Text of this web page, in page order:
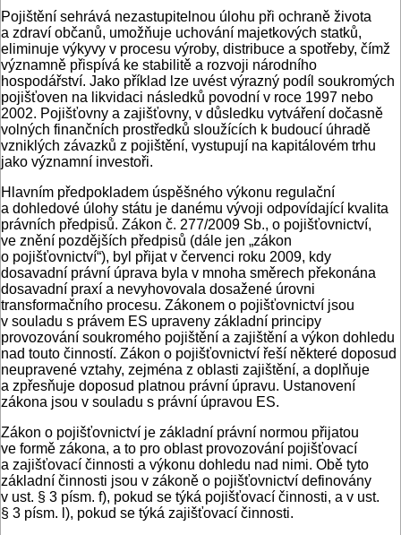
Pojištění sehrává nezastupitelnou úlohu při ochraně života
a zdraví občanů, umožňuje uchování majetkových statků,
eliminuje výkyvy v procesu výroby, distribuce a spotřeby, čímž
významně přispívá ke stabilitě a rozvoji národního
hospodářství. Jako příklad lze uvést výrazný podíl soukromých
pojišťoven na likvidaci následků povodní v roce 1997 nebo
2002. Pojišťovny a zajišťovny, v důsledku vytváření dočasně
volných finan­čních prostředků sloužících k budoucí úhradě
vzniklých závazků z pojištění, vystupují na kapitálovém trhu
jako významní investoři.
Hlavním předpokladem úspěšného výkonu regulační
a dohledové úlohy státu je danému vývoji odpovídající kvalita
právních předpisů. Zákon č. 277/2009 Sb., o pojišťovnictví,
ve znění pozdějších předpisů (dále jen „zákon
o pojišťovnictví“), byl přijat v červenci roku 2009, kdy
dosavadní právní úprava byla v mnoha směrech překonána
dosavadní praxí a nevyhovovala dosažené úrovni
transformačního procesu. Zákonem o pojišťovnictví jsou
v souladu s právem ES upraveny základní principy
provozování soukromého pojištění a zajištění a výkon dohledu
nad touto činností. Zákon o pojišťovnictví řeší některé doposud
neupravené vztahy, zejména z oblasti zajištění, a doplňuje
a zpřesňuje doposud platnou právní úpravu. Ustanovení
zákona jsou v souladu s právní úpravou ES.
Zákon o pojišťovnictví je základní právní normou přijatou
ve formě zákona, a to pro oblast provozování pojišťovací
a zajišťovací činnosti a výkonu dohledu nad nimi. Obě tyto
základní činnosti jsou v zákoně o pojišťovnictví definovány
v ust. § 3 písm. f), pokud se týká pojišťovací činnosti, a v ust.
§ 3 písm. l), pokud se týká zajišťovací činnosti.